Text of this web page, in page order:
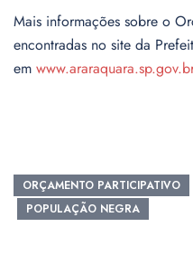
Mais informações sobre o
encontradas no site da
em www.araraquara.sp.gov.br
ORÇAMENTO PARTICIPATIVO
POPULAÇÃO NEGRA